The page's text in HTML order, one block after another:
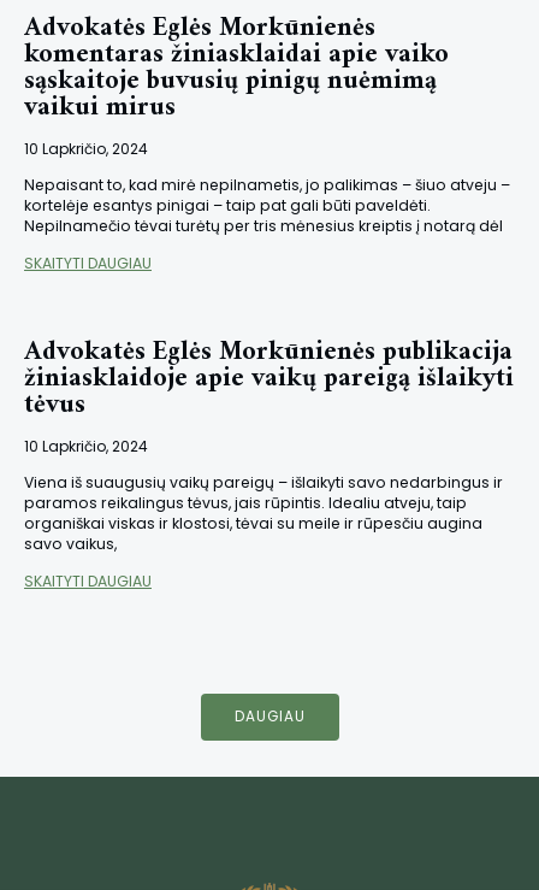
Advokatės Eglės Morkūnienės
komentaras žiniasklaidai apie vaiko
sąskaitoje buvusių pinigų nuėmimą
vaikui mirus
10 Lapkričio, 2024
Nepaisant to, kad mirė nepilnametis, jo palikimas – šiuo atveju –
kortelėje esantys pinigai – taip pat gali būti paveldėti.
Nepilnamečio tėvai turėtų per tris mėnesius kreiptis į notarą dėl
SKAITYTI DAUGIAU
Advokatės Eglės Morkūnienės publikacija
žiniasklaidoje apie vaikų pareigą išlaikyti
tėvus
10 Lapkričio, 2024
Viena iš suaugusių vaikų pareigų – išlaikyti savo nedarbingus ir
paramos reikalingus tėvus, jais rūpintis. Idealiu atveju, taip
organiškai viskas ir klostosi, tėvai su meile ir rūpesčiu augina
savo vaikus,
SKAITYTI DAUGIAU
DAUGIAU